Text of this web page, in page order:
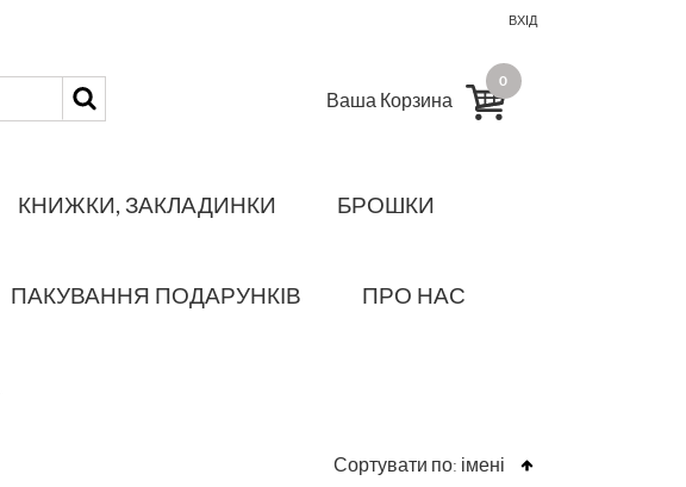
ВХІД
Ваша Корзина
0
КНИЖКИ, ЗАКЛАДИНКИ БРОШКИ
ПАКУВАННЯ ПОДАРУНКІВ ПРО НАС
Сортувати по: імені